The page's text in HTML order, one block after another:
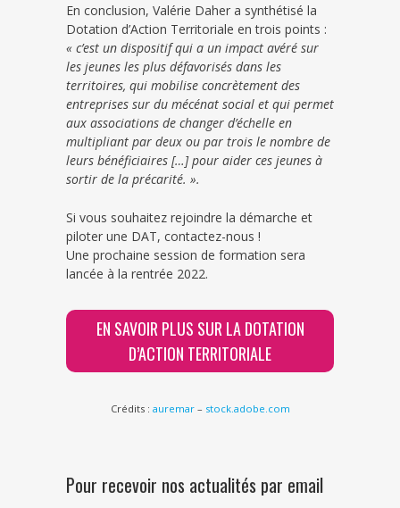
En conclusion, Valérie Daher a synthétisé la
Dotation d’Action Territoriale en trois points :
« c’est un dispositif qui a un impact avéré sur
les jeunes les plus défavorisés dans les
territoires, qui mobilise concrètement des
entreprises sur du mécénat social et qui permet
aux associations de changer d’échelle en
multipliant par deux ou par trois le nombre de
leurs bénéficiaires […] pour aider ces jeunes à
sortir de la précarité. ».
Si vous souhaitez rejoindre la démarche et
piloter une DAT, contactez-nous !
Une prochaine session de formation sera
lancée à la rentrée 2022.
EN SAVOIR PLUS SUR LA DOTATION
D’ACTION TERRITORIALE
Crédits : auremar– stock.adobe.com
Pour recevoir nos actualités par email